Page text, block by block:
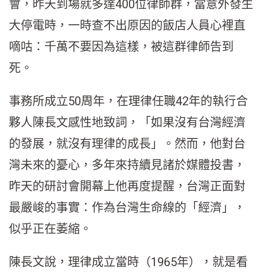
會，昨天到場就多達400位律師群，當意外發生
大停電時，一時查不出原因的飯店人員心裡直
嘀咕：千萬不要因為這樣，被這群律師告到
死。
事務所成立50周年，在理律任職42年的執行合
夥人陳長文感性地致詞，「如果沒有台灣經濟
的發展，就沒有理律的成長」。然而，他對台
灣未來的憂心，多年來持續見諸於媒體投書，
昨天的研討會開幕上他再度提醒，台灣正面對
最嚴峻的事實：作為台灣生命線的「經濟」，
似乎正在萎縮。
陳長文說，理律成立當時（1965年），就是看